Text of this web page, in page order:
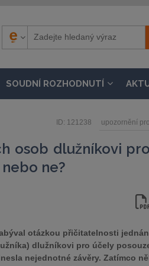
SOUDNÍ ROZHODNUTÍ
ID: 121238 upozornění
osob dlužníkovi
ne?
otázkou přičitatelnosti
dlužníkovi pro účely
nejednotné závěry. Zatímco